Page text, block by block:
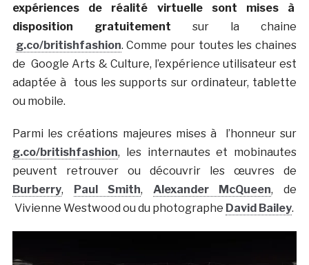
expériences de réalité virtuelle sont mises à
disposition gratuitement sur la chaine
g.co/britishfashion. Comme pour toutes les chaines
de Google Arts & Culture, l’expérience utilisateur est
adaptée à tous les supports sur ordinateur, tablette
ou mobile.
Parmi les créations majeures mises à l’honneur sur
g.co/britishfashion, les internautes et mobinautes
peuvent retrouver ou découvrir les œuvres de
Burberry, Paul Smith, Alexander McQueen, de
Vivienne Westwood ou du photographe David Bailey.